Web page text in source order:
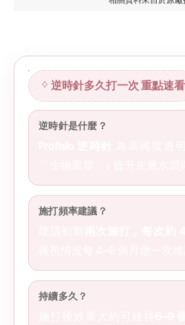
逆時針多久打一次 重點速看
逆時針多久打一
逆時針是什麼？
施打頻率建議？
持續多久？